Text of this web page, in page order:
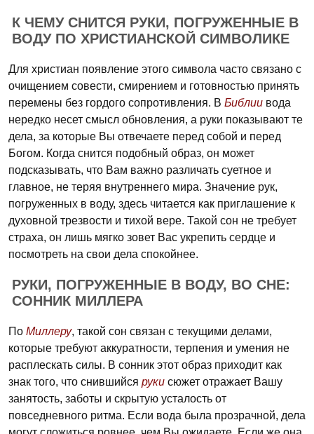
К ЧЕМУ СНИТСЯ РУКИ, ПОГРУЖЕННЫЕ В
ВОДУ ПО ХРИСТИАНСКОЙ СИМВОЛИКЕ
Для христиан появление этого символа часто связано с
очищением совести, смирением и готовностью принять
перемены без гордого сопротивления. В Библии вода
нередко несет смысл обновления, а руки показывают те
дела, за которые Вы отвечаете перед собой и перед
Богом. Когда снится подобный образ, он может
подсказывать, что Вам важно различать суетное и
главное, не теряя внутреннего мира. Значение рук,
погруженных в воду, здесь читается как приглашение к
духовной трезвости и тихой вере. Такой сон не требует
страха, он лишь мягко зовет Вас укрепить сердце и
посмотреть на свои дела спокойнее.
РУКИ, ПОГРУЖЕННЫЕ В ВОДУ, ВО СНЕ:
СОННИК МИЛЛЕРА
По Миллеру, такой сон связан с текущими делами,
которые требуют аккуратности, терпения и умения не
расплескать силы. В сонник этот образ приходит как
знак того, что снившийся руки сюжет отражает Вашу
занятость, заботы и скрытую усталость от
повседневного ритма. Если вода была прозрачной, дела